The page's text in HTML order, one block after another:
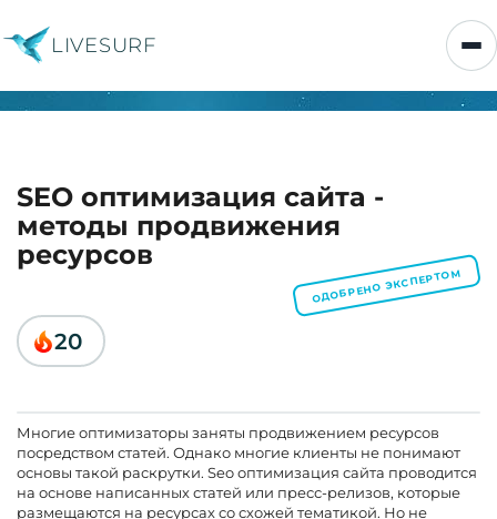
LIVESURF
SEO оптимизация сайта -
методы продвижения
ресурсов
ОДОБРЕНО ЭКСПЕРТОМ
20
Многие оптимизаторы заняты продвижением ресурсов
посредством статей. Однако многие клиенты не понимают
основы такой раскрутки. Seo оптимизация сайта проводится
на основе написанных статей или пресс-релизов, которые
размещаются на ресурсах со схожей тематикой. Но не